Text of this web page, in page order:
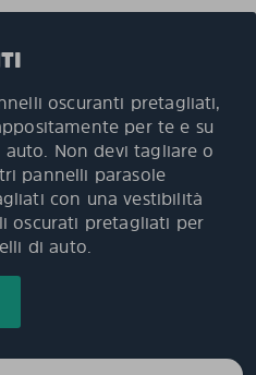
oscuranti pretagliati,
per te e su
Non devi tagliare o
pannelli parasole
con una vestibilità
oscurati pretagliati per
di auto.